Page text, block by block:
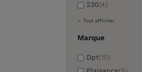
230(4)
Tout afficher
Marque
Dpt(10)